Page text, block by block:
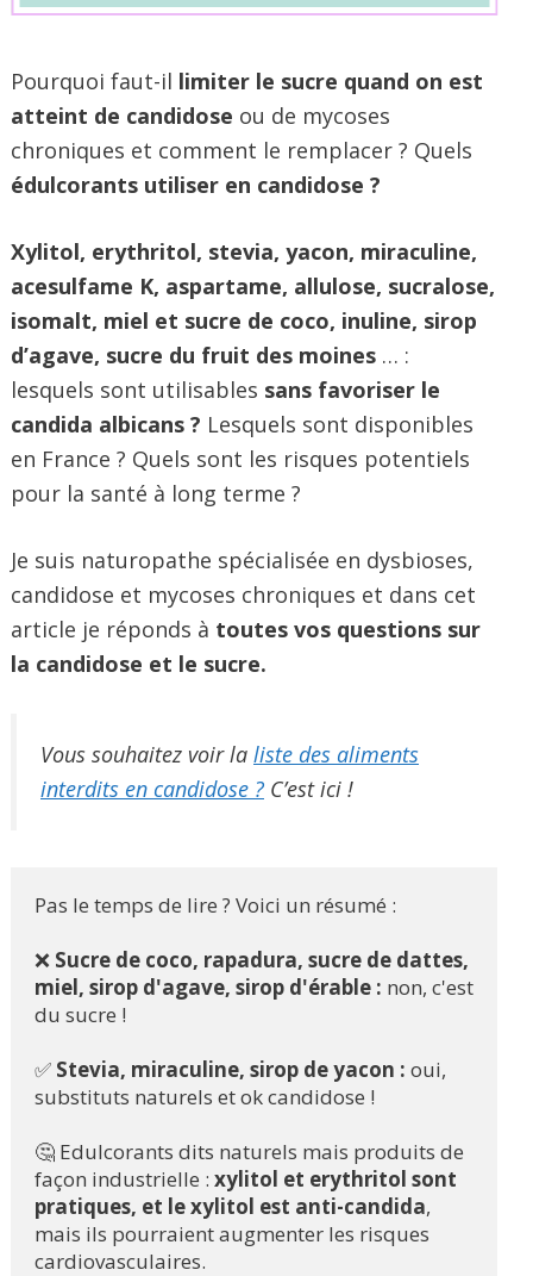
Pourquoi faut-il limiter le sucre quand on est
atteint de candidose ou de mycoses
chroniques et comment le remplacer ? Quels
édulcorants utiliser en candidose ?
Xylitol, erythritol, stevia, yacon, miraculine,
acesulfame K, aspartame, allulose, sucralose,
isomalt, miel et sucre de coco, inuline, sirop
d’agave, sucre du fruit des moines … :
lesquels sont utilisables sans favoriser le
candida albicans ? Lesquels sont disponibles
en France ? Quels sont les risques potentiels
pour la santé à long terme ?
Je suis naturopathe spécialisée en dysbioses,
candidose et mycoses chroniques et dans cet
article je réponds à toutes vos questions sur
la candidose et le sucre.
Vous souhaitez voir la liste des aliments
interdits en candidose ? C’est ici !
Pas le temps de lire ? Voici un résumé :
❌ Sucre de coco, rapadura, sucre de dattes,
miel, sirop d'agave, sirop d'érable : non, c'est
du sucre !
✅ Stevia, miraculine, sirop de yacon : oui,
substituts naturels et ok candidose !
🤔 Edulcorants dits naturels mais produits de
façon industrielle : xylitol et erythritol sont
pratiques, et le xylitol est anti-candida,
mais ils pourraient augmenter les risques
cardiovasculaires.